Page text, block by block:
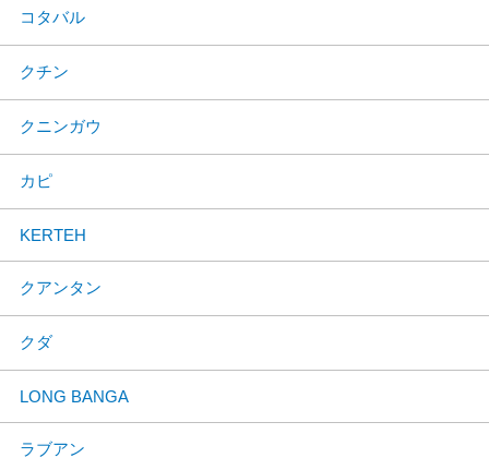
コタバル
クチン
クニンガウ
カピ
KERTEH
クアンタン
クダ
LONG BANGA
ラブアン